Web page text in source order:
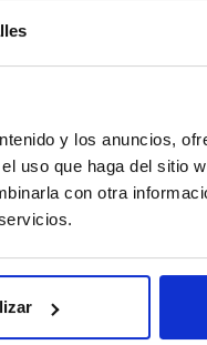
y los anuncios,
uso que haga del sitio
con otra